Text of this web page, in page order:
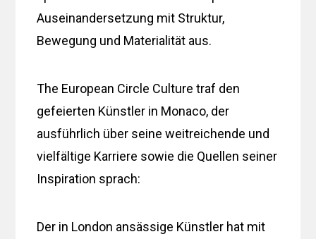
Auseinandersetzung mit Struktur,
Bewegung und Materialität aus.
The European Circle Culture traf den
gefeierten Künstler in Monaco, der
ausführlich über seine weitreichende und
vielfältige Karriere sowie die Quellen seiner
Inspiration sprach:
Der in London ansässige Künstler hat mit